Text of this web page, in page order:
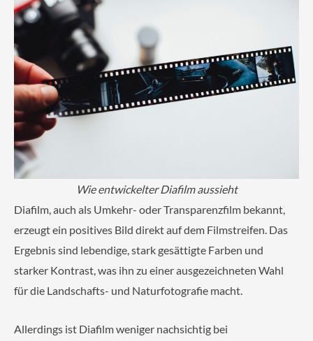
Wie entwickelter Diafilm aussieht
Diafilm, auch als Umkehr- oder Transparenzfilm bekannt,
erzeugt ein positives Bild direkt auf dem Filmstreifen. Das
Ergebnis sind lebendige, stark gesättigte Farben und
starker Kontrast, was ihn zu einer ausgezeichneten Wahl
für die Landschafts- und Naturfotografie macht.
Allerdings ist Diafilm weniger nachsichtig bei